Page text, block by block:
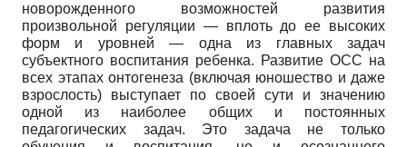
новорожденного возможностей развития
произвольной регуляции — вплоть до ее высоких
форм и уровней — одна из главных задач
субъектного воспитания ребенка. Развитие ОСС на
всех этапах онтогенеза (включая юношество и даже
взрослость) выступает по своей сути и значению
одной из наиболее общих и постоянных
педагогических задач. Это задача не только